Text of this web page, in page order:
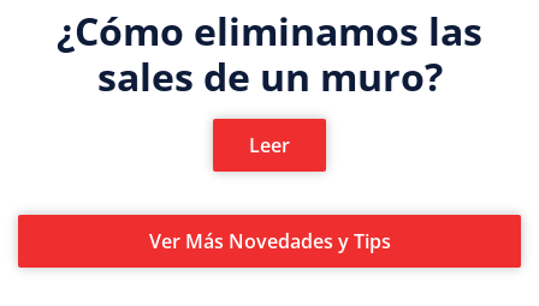
¿Cómo eliminamos las
sales de un muro?
Leer
Ver Más Novedades y Tips